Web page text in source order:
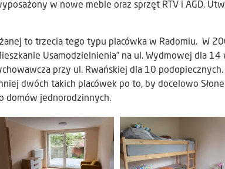
w nowe meble oraz sprzęt RTV i AGD.
to trzecia tego typu placówka w Radomiu. W
Usamodzielnienia” na ul. Wydmowej dla
przy ul. Rwańskiej dla 10
dwóch takich placówek po to, by docelowo
domów jednorodzinnych.